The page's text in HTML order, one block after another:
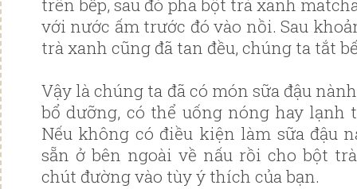
trên bếp, sau đó pha bột trà xanh
với nước ấm trước đó vào nồi. Sau
trà xanh cũng đã tan đều, chúng ta tắt
Vậy là chúng ta đã có món sữa đậu
bổ dưỡng, có thể uống nóng hay lạnh
Nếu không có điều kiện làm sữa đậu
sẵn ở bên ngoài về nấu rồi cho bột
chút đường vào tùy ý thích của bạn.